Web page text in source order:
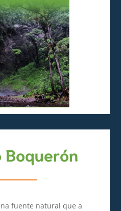
Boquerón
fuente natural que a